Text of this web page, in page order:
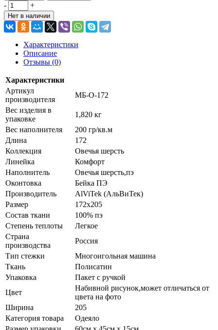
- +
Нет в наличии
Характеристики
Описание
Отзывы (0)
Характеристики
Артикул
производителя
МБ-О-172
Вес изделия в
упаковке
1,820 кг
Вес наполнителя
200 гр/кв.м
Длина
172
Коллекция
Овечья шерсть
Линейка
Комфорт
Наполнитель
Овечья шерсть,пэ
Оконтовка
Бейка ПЭ
Производитель
AlViTek (АльВиТек)
Размер
172х205
Состав ткани
100% пэ
Степень теплоты
Легкое
Страна
производства
Россия
Тип стежки
Многоигольная машина
Ткань
Полисатин
Упаковка
Пакет с ручкой
Цвет
Набивной рисунок,может отличаться от
цвета на фото
Ширина
205
Категория товара
Одеяло